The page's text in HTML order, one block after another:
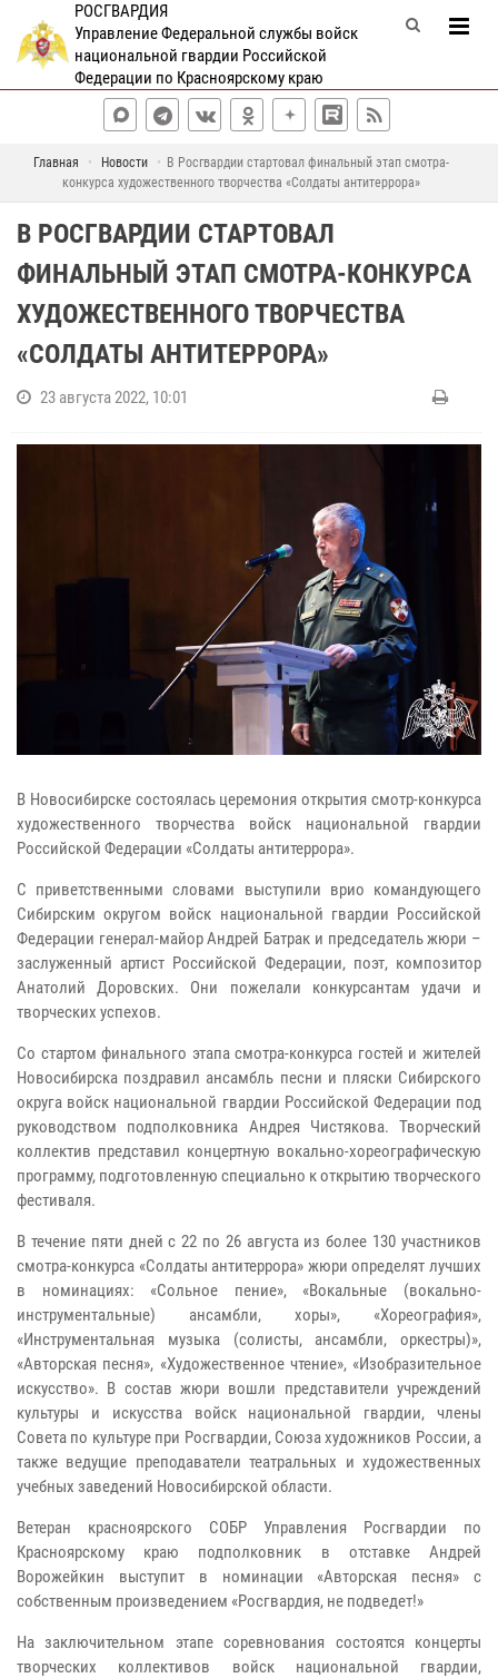
РОСГВАРДИЯ
Управление Федеральной службы войск
национальной гвардии Российской
Федерации по Красноярскому краю
Главная Новости
В Росгвардии стартовал финальный этап смотра-
конкурса художественного творчества «Солдаты антитеррора»
В РОСГВАРДИИ СТАРТОВАЛ
ФИНАЛЬНЫЙ ЭТАП СМОТРА-КОНКУРСА
ХУДОЖЕСТВЕННОГО ТВОРЧЕСТВА
«СОЛДАТЫ АНТИТЕРРОРА»
23 августа 2022, 10:01
В Новосибирске состоялась церемония открытия смотр-конкурса
художественного творчества войск национальной гвардии
Российской Федерации «Солдаты антитеррора».
С приветственными словами выступили врио командующего
Сибирским округом войск национальной гвардии Российской
Федерации генерал-майор Андрей Батрак и председатель жюри –
заслуженный артист Российской Федерации, поэт, композитор
Анатолий Доровских. Они пожелали конкурсантам удачи и
творческих успехов.
Со стартом финального этапа смотра-конкурса гостей и жителей
Новосибирска поздравил ансамбль песни и пляски Сибирского
округа войск национальной гвардии Российской Федерации под
руководством подполковника Андрея Чистякова. Творческий
коллектив представил концертную вокально-хореографическую
программу, подготовленную специально к открытию творческого
фестиваля.
В течение пяти дней с 22 по 26 августа из более 130 участников
смотра-конкурса «Солдаты антитеррора» жюри определят лучших
в номинациях: «Сольное пение», «Вокальные (вокально-
инструментальные) ансамбли, хоры», «Хореография»,
«Инструментальная музыка (солисты, ансамбли, оркестры)»,
«Авторская песня», «Художественное чтение», «Изобразительное
искусство». В состав жюри вошли представители учреждений
культуры и искусства войск национальной гвардии, члены
Совета по культуре при Росгвардии, Союза художников России, а
также ведущие преподаватели театральных и художественных
учебных заведений Новосибирской области.
Ветеран красноярского СОБР Управления Росгвардии по
Красноярскому краю подполковник в отставке Андрей
Ворожейкин выступит в номинации «Авторская песня» с
собственным произведением «Росгвардия, не подведет!»
На заключительном этапе соревнования состоятся концерты
творческих коллективов войск национальной гвардии,